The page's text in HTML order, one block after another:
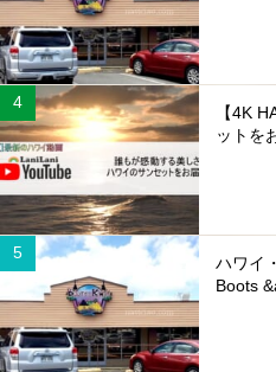
【4K
ットを
ハワイ
Boots